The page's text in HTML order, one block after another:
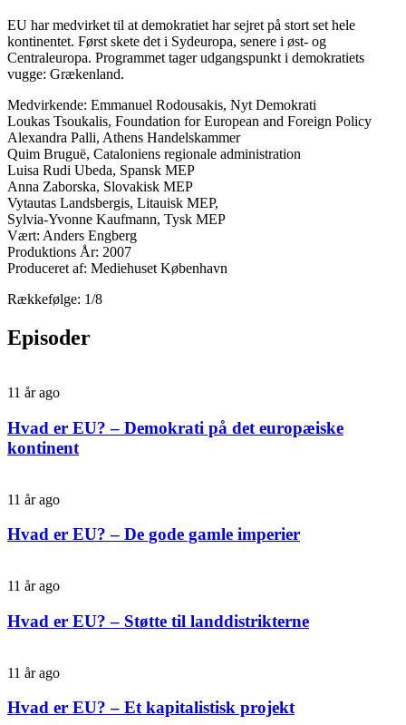
EU har medvirket til at demokratiet har sejret på stort set hele
kontinentet. Først skete det i Sydeuropa, senere i øst- og
Centraleuropa. Programmet tager udgangspunkt i demokratiets
vugge: Grækenland.
Medvirkende: Emmanuel Rodousakis, Nyt Demokrati
Loukas Tsoukalis, Foundation for European and Foreign Policy
Alexandra Palli, Athens Handelskammer
Quim Bruguë, Cataloniens regionale administration
Luisa Rudi Ubeda, Spansk MEP
Anna Zaborska, Slovakisk MEP
Vytautas Landsbergis, Litauisk MEP,
Sylvia-Yvonne Kaufmann, Tysk MEP
Vært: Anders Engberg
Produktions År: 2007
Produceret af: Mediehuset København
Rækkefølge: 1/8
Episoder
11 år ago
Hvad er EU? – Demokrati på det europæiske
kontinent
11 år ago
Hvad er EU? – De gode gamle imperier
11 år ago
Hvad er EU? – Støtte til landdistrikterne
11 år ago
Hvad er EU? – Et kapitalistisk projekt